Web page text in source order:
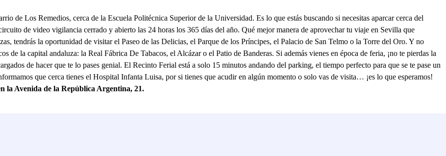
de Los Remedios, cerca de la Escuela Politécnica Superior de la Universidad. Es lo que estás buscando si necesitas aparcar cerca del
de video vigilancia cerrado y abierto las 24 horas los 365 días del año. Qué mejor manera de aprovechar tu viaje en Sevilla que
tendrás la oportunidad de visitar el Paseo de las Delicias, el Parque de los Príncipes, el Palacio de San Telmo o la Torre del Oro. Y no
de la capital andaluza: la Real Fábrica De Tabacos, el Alcázar o el Patio de Banderas. Si además vienes en época de feria, ¡no te pierdas la
de hacer que te lo pases genial. El Recinto Ferial está a solo 15 minutos andando del parking, el tiempo perfecto para que se te pase un
que cerca tienes el Hospital Infanta Luisa, por si tienes que acudir en algún momento o solo vas de visita… ¡es lo que esperamos!
la Avenida de la República Argentina, 21.